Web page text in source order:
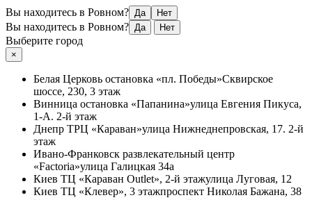
Вы находитесь в Ровном? Да Нет
Вы находитесь в Ровном? Да Нет
Выберите город
×
Белая Церковь остановка «пл. Победы»Сквирское
шоссе, 230, 3 этаж
Винница остановка «Папанина»улица Евгения Пикуса,
1-А. 2-й этаж
Днепр ТРЦ «Караван»улица Нижнеднепровская, 17. 2-й
этаж
Ивано-Франковск развлекательный центр
«Factoria»улица Галицкая 34а
Киев ТЦ «Караван Outlet», 2-й этажулица Луговая, 12
Киев ТЦ «Клевер», 3 этажпроспект Николая Бажана, 38